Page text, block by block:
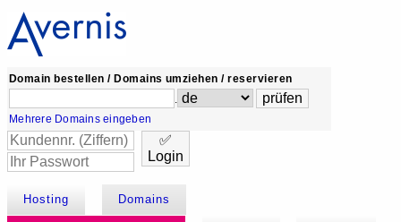
Domain bestellen / Domains umziehen / reservieren
.
Mehrere Domains eingeben
✅
Login
Hosting Domains